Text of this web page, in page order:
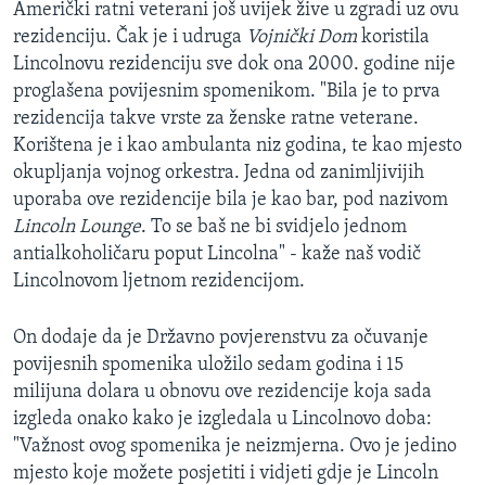
Američki ratni veterani još uvijek žive u zgradi uz ovu
rezidenciju. Čak je i udruga Vojnički Dom koristila
Lincolnovu rezidenciju sve dok ona 2000. godine nije
proglašena povijesnim spomenikom. "Bila je to prva
rezidencija takve vrste za ženske ratne veterane.
Korištena je i kao ambulanta niz godina, te kao mjesto
okupljanja vojnog orkestra. Jedna od zanimljivijih
uporaba ove rezidencije bila je kao bar, pod nazivom
Lincoln Lounge. To se baš ne bi svidjelo jednom
antialkoholičaru poput Lincolna" - kaže naš vodič
Lincolnovom ljetnom rezidencijom.
On dodaje da je Državno povjerenstvu za očuvanje
povijesnih spomenika uložilo sedam godina i 15
milijuna dolara u obnovu ove rezidencije koja sada
izgleda onako kako je izgledala u Lincolnovo doba:
"Važnost ovog spomenika je neizmjerna. Ovo je jedino
mjesto koje možete posjetiti i vidjeti gdje je Lincoln